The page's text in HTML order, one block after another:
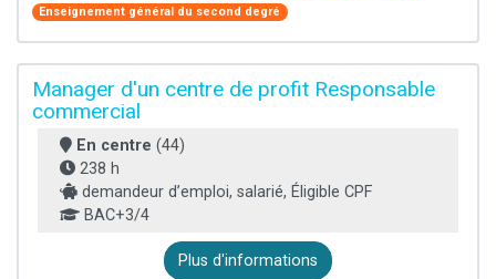
Enseignement général du second degré
Manager d'un centre de profit Responsable
commercial
En centre (44)
238 h
demandeur d’emploi, salarié, Éligible CPF
BAC+3/4
Plus d'informations